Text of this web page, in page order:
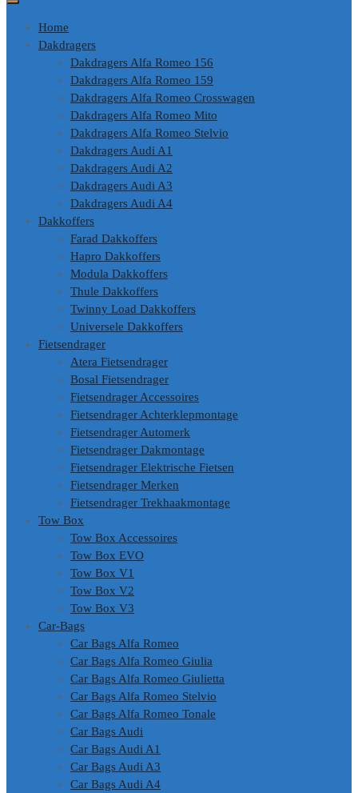
Home
Dakdragers
Dakdragers Alfa Romeo 156
Dakdragers Alfa Romeo 159
Dakdragers Alfa Romeo Crosswagen
Dakdragers Alfa Romeo Mito
Dakdragers Alfa Romeo Stelvio
Dakdragers Audi A1
Dakdragers Audi A2
Dakdragers Audi A3
Dakdragers Audi A4
Dakkoffers
Farad Dakkoffers
Hapro Dakkoffers
Modula Dakkoffers
Thule Dakkoffers
Twinny Load Dakkoffers
Universele Dakkoffers
Fietsendrager
Atera Fietsendrager
Bosal Fietsendrager
Fietsendrager Accessoires
Fietsendrager Achterklepmontage
Fietsendrager Automerk
Fietsendrager Dakmontage
Fietsendrager Elektrische Fietsen
Fietsendrager Merken
Fietsendrager Trekhaakmontage
Tow Box
Tow Box Accessoires
Tow Box EVO
Tow Box V1
Tow Box V2
Tow Box V3
Car-Bags
Car Bags Alfa Romeo
Car Bags Alfa Romeo Giulia
Car Bags Alfa Romeo Giulietta
Car Bags Alfa Romeo Stelvio
Car Bags Alfa Romeo Tonale
Car Bags Audi
Car Bags Audi A1
Car Bags Audi A3
Car Bags Audi A4